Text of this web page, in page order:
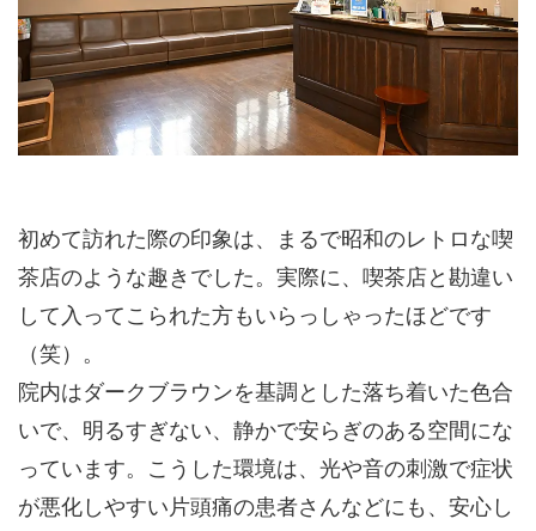
初めて訪れた際の印象は、まるで昭和のレトロな喫
茶店のような趣きでした。実際に、喫茶店と勘違い
して入ってこられた方もいらっしゃったほどです
（笑）。
院内はダークブラウンを基調とした落ち着いた色合
いで、明るすぎない、静かで安らぎのある空間にな
っています。こうした環境は、光や音の刺激で症状
が悪化しやすい片頭痛の患者さんなどにも、安心し